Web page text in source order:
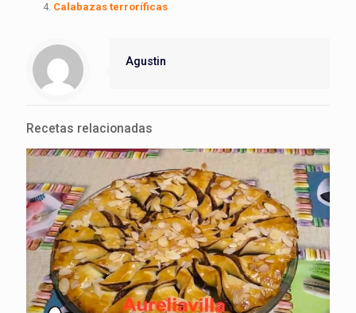
Calabazas terroríficas
Agustin
Recetas relacionadas